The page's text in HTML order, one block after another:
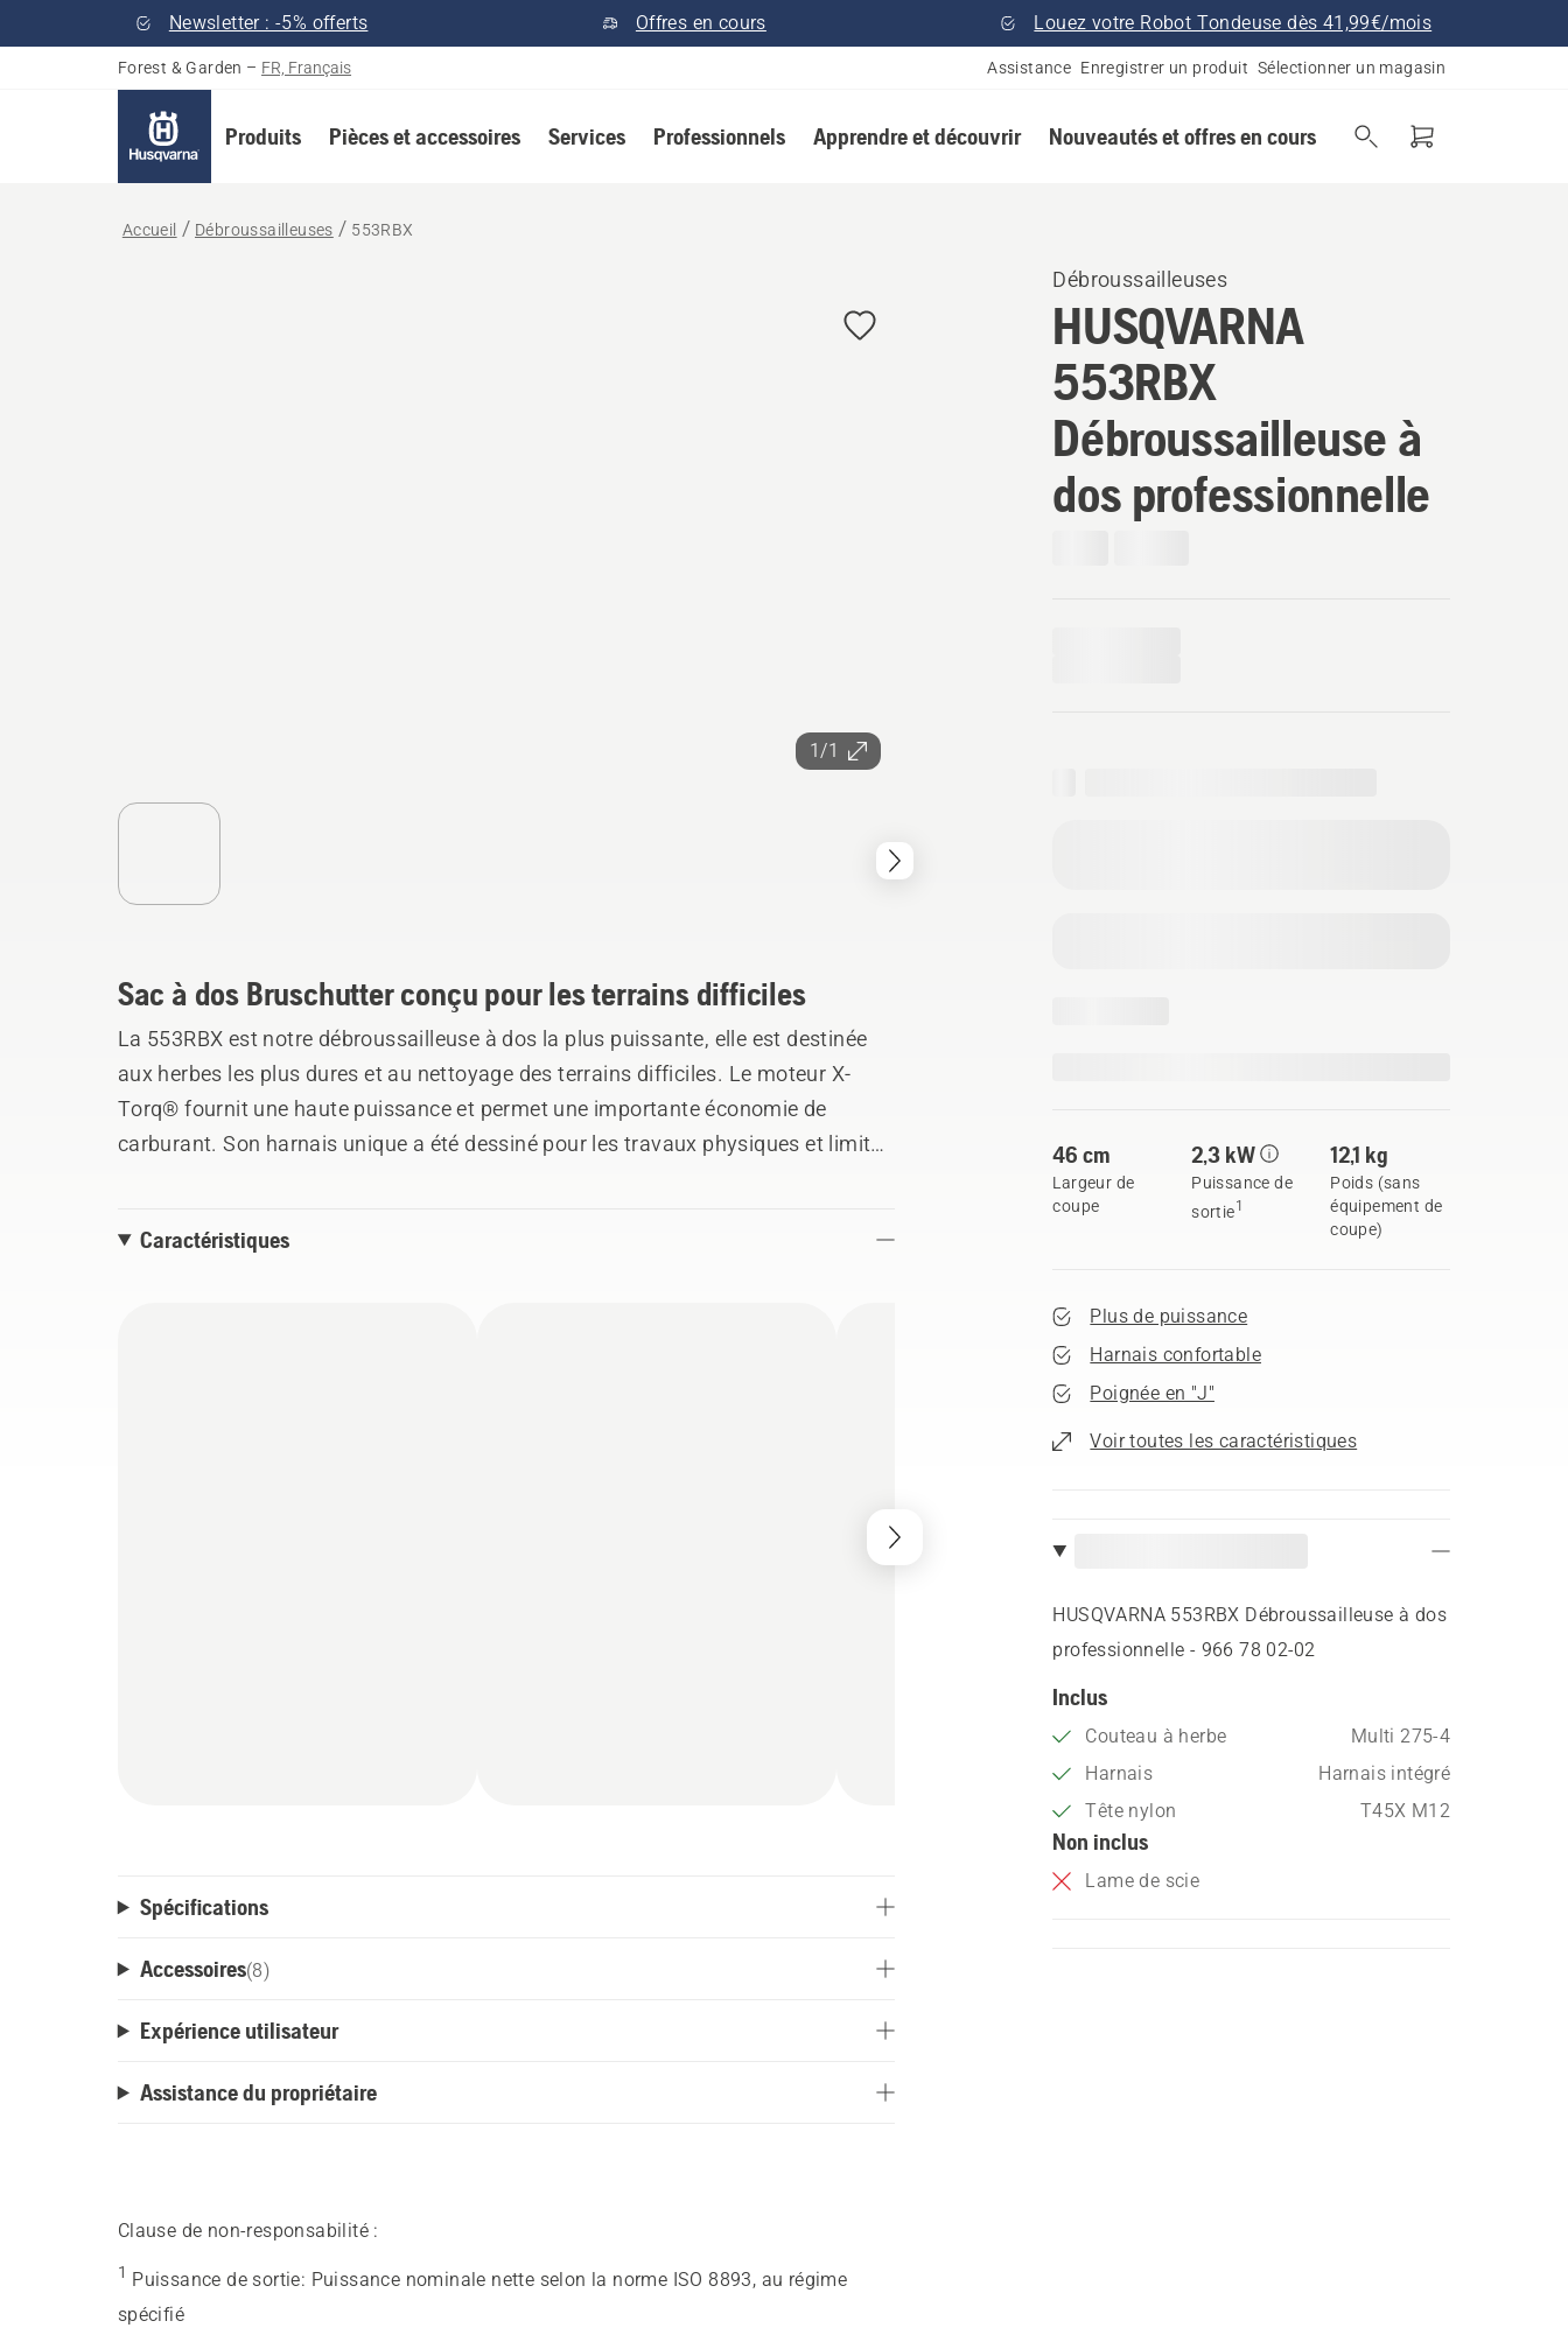
Newsletter : -5% offerts Offres en cours Louez votre Robot Tondeuse dès 41,99€/mois
Forest & Garden – FR, Français Assistance Enregistrer un produit Sélectionner un magasin
Produits Pièces et accessoires Services Professionnels Apprendre et découvrir Nouveautés et offres en cours
Accueil Débroussailleuses 553RBX
1/1
Débroussailleuses
HUSQVARNA
553RBX
Débroussailleuse à
dos professionnelle
46 cm
Largeur de
coupe
2,3 kW
Puissance de
sortie1
12,1 kg
Poids (sans
équipement de
coupe)
Plus de puissance
Harnais confortable
Poignée en "J"
Voir toutes les caractéristiques
HUSQVARNA 553RBX Débroussailleuse à dos
professionnelle - 966 78 02‑02
Inclus
Couteau à herbe
Multi 275-4
Harnais
Harnais intégré
Tête nylon
T45X M12
Non inclus
Lame de scie
Sac à dos Bruschutter conçu pour les terrains difficiles
La 553RBX est notre débroussailleuse à dos la plus puissante, elle est destinée
aux herbes les plus dures et au nettoyage des terrains difficiles. Le moteur X-
Torq® fournit une haute puissance et permet une importante économie de
carburant. Son harnais unique a été dessiné pour les travaux physiques et limiter
Caractéristiques
Spécifications
Accessoires(8)
Expérience utilisateur
Assistance du propriétaire
Clause de non-responsabilité :
1 Puissance de sortie: Puissance nominale nette selon la norme ISO 8893, au régime
spécifié